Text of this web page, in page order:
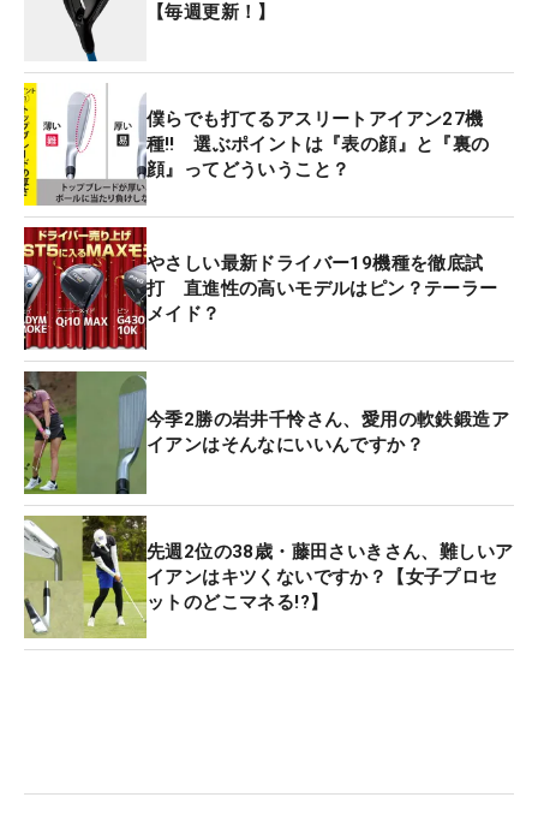
【毎週更新！】
僕らでも打てるアスリートアイアン27機
種‼ 選ぶポイントは『表の顔』と『裏の
顔』ってどういうこと？
やさしい最新ドライバー19機種を徹底試
打 直進性の高いモデルはピン？テーラー
メイド？
今季2勝の岩井千怜さん、愛用の軟鉄鍛造ア
イアンはそんなにいいんですか？
先週2位の38歳・藤田さいきさん、難しいア
イアンはキツくないですか？【女子プロセ
ットのどこマネる!?】